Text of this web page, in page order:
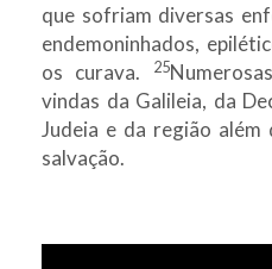
que sofriam diversas
endemoninhados,
os curava.
25
vindas da Galileia, da
Judeia e da região
salvação.